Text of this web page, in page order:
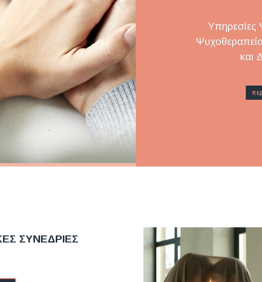
Υπηρεσίες
και
ΣΥΝΕΔΡΙΕΣ